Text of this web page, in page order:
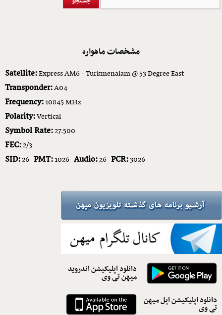
مشخصات ماهواره
Satellite:Express AM6 - Turkmenalam @ 53 Degree East
Transponder:A04
Frequency:10845 MHz
Polarity:Vertical
Symbol Rate:27.500
FEC:2/3
SID:26 PMT:1026 Audio:26 PCR:3026
دانلود اپلیکیشن اندروید
میهن تی وی
دانلود اپلیکیشن اپل میهن
تی وی